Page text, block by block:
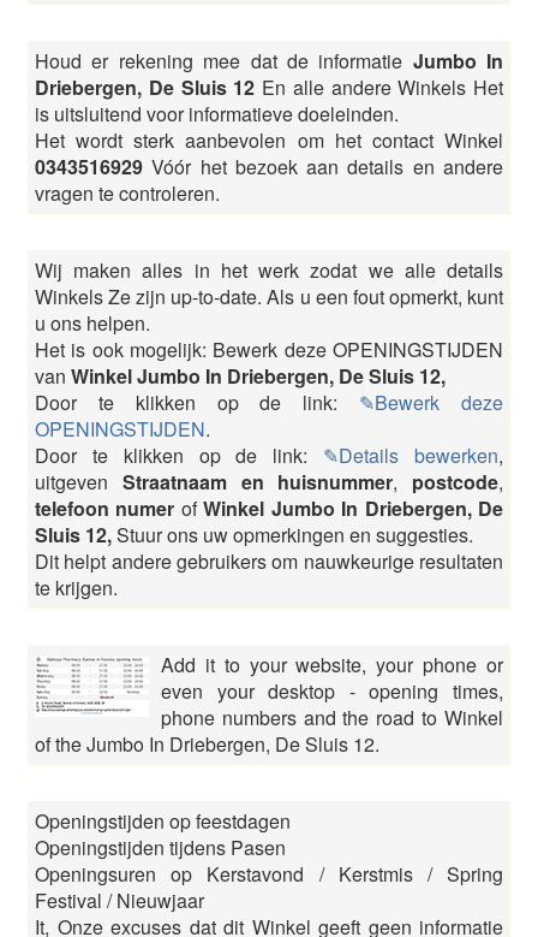
Houd er rekening mee dat de informatie Jumbo In
Driebergen, De Sluis 12 En alle andere Winkels Het
is uitsluitend voor informatieve doeleinden.
Het wordt sterk aanbevolen om het contact Winkel
0343516929 Vóór het bezoek aan details en andere
vragen te controleren.
Wij maken alles in het werk zodat we alle details
Winkels Ze zijn up-to-date. Als u een fout opmerkt, kunt
u ons helpen.
Het is ook mogelijk: Bewerk deze OPENINGSTIJDEN
van Winkel Jumbo In Driebergen, De Sluis 12,
Door te klikken op de link: ✎Bewerk deze
OPENINGSTIJDEN.
Door te klikken op de link: ✎Details bewerken,
uitgeven Straatnaam en huisnummer, postcode,
telefoon numer ofWinkel Jumbo In Driebergen, De
Sluis 12,Stuur ons uw opmerkingen en suggesties.
Dit helpt andere gebruikers om nauwkeurige resultaten
te krijgen.
Add it to your website, your phone or
even your desktop - opening times,
phone numbers and the road to Winkel
of the Jumbo In Driebergen, De Sluis 12.
Openingstijden op feestdagen
Openingstijden tijdens Pasen
Openingsuren op Kerstavond / Kerstmis / Spring
Festival / Nieuwjaar
It, Onze excuses dat dit Winkel geeft geen informatie